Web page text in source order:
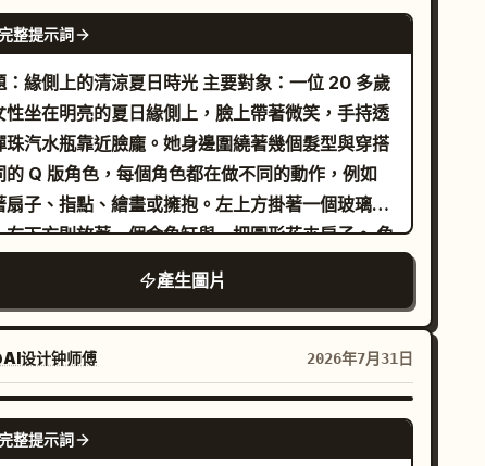
pop）專輯封面氛圍。風格一致，視覺連貫性完
EDM，Stories 風格動畫，手持攝影，音樂感，
house，派對，彈跳，晃動鏡頭，動態感，風吹
，透視縮短，手部舞蹈，非語言，鏡頭左右搖擺，
定鏡頭，魚眼鏡頭節奏性地上下前後移動，DJ 表
以舞蹈動作為主，抖肩（shimmy），雙手向上舉
鏡頭追蹤與旋轉，魚眼鏡頭，流暢優雅的動作，手
著身體線條滑動並配合鏡頭追蹤手部，面向觀眾的
手勢，閃爍/抖動的線條藝術，閃爍/抖動的點描陰
閃爍/抖動的藝術媒介，閃爍/抖動的筆觸質感，傳
畫媒介，半素描風格。
GPT IMAGE 2
整提示詞
側上的清涼夏日時光 主要對象：一位 20 多歲
性坐在明亮的夏日緣側上，臉上帶著微笑，手持透
珠汽水瓶靠近臉龐。她身邊圍繞著幾個髮型與穿搭
的 Q 版角色，每個角色都在做不同的動作，例如
扇子、指點、繪畫或擁抱。左上方掛著一個玻璃風
右下方則放著一個金魚缸與一把圓形花卉扇子。 角
表情：臉部微向左轉，直視鏡頭並露出溫柔友善的
。柔和的鵝蛋臉，杏仁狀的淺棕色眼睛，以及自然
眉。她留著棕色長髮，梳成高半馬尾，配上薄瀏海
巧的 淺藍色花朵裝飾 。 服裝 / 姿勢：身穿
色 無袖針織上衣，V 領設計並帶有蕾絲風格紋
搭配白色長款傘裙。她右手拿著汽水瓶，左手撐在
產生圖片
设计钟师傅 2026年7月31日
GPT IMAGE 2
整提示詞